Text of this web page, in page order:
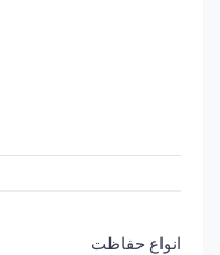
انواع حفاظت‌